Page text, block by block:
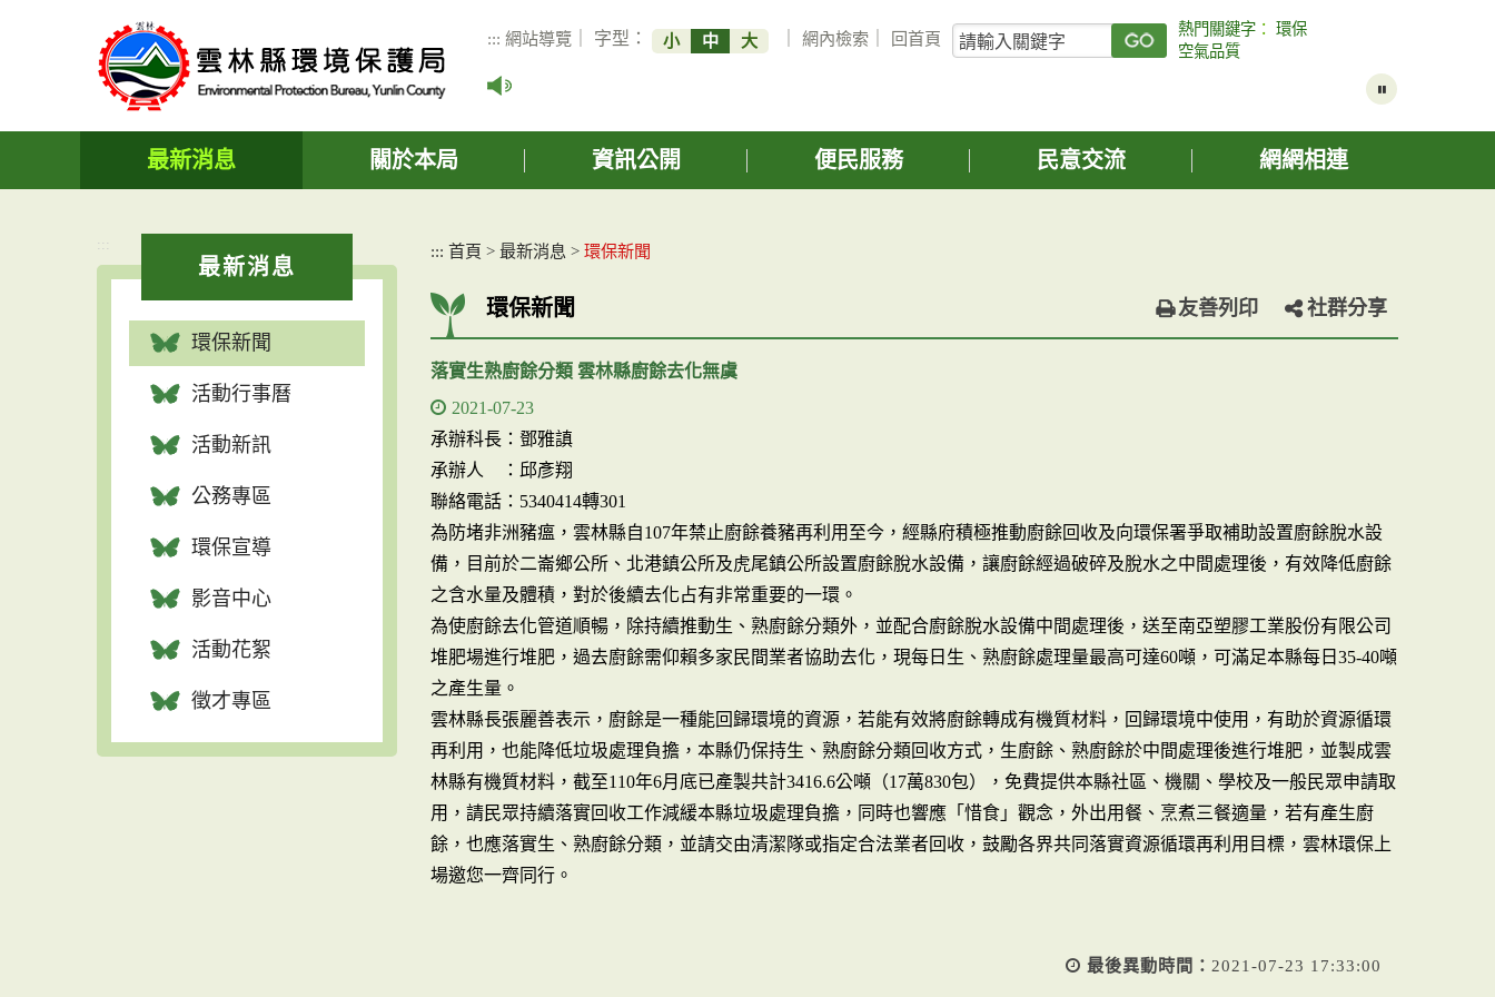
容
::: 網站導覽 ｜ 字型： 小 中 大 ｜網內檢索 回首頁
關
鍵
詢
熱門關鍵字 ：環保
空氣品質
最新消息 關於本局 資訊公開 便民服務 民意交流 網網相連
:::
最新消息
環保新聞
活動行事曆
活動新訊
公務專區
環保宣導
影音中心
活動花絮
徵才專區
::: 首頁 > 最新消息 > 環保新聞
環保新聞 友善列印 社群分享
落實生熟廚餘分類 雲林縣廚餘去化無虞
2021-07-23
承辦科長：鄧雅謓
承辦人 ：邱彥翔
聯絡電話：5340414轉301
為防堵非洲豬瘟，雲林縣自107年禁止廚餘養豬再利用至今，經縣府積極推動廚餘回收及向環保署爭取補助設置廚餘脫水設
備，目前於二崙鄉公所、北港鎮公所及虎尾鎮公所設置廚餘脫水設備，讓廚餘經過破碎及脫水之中間處理後，有效降低廚餘
之含水量及體積，對於後續去化占有非常重要的一環。
為使廚餘去化管道順暢，除持續推動生、熟廚餘分類外，並配合廚餘脫水設備中間處理後，送至南亞塑膠工業股份有限公司
堆肥場進行堆肥，過去廚餘需仰賴多家民間業者協助去化，現每日生、熟廚餘處理量最高可達60噸，可滿足本縣每日35-40噸
之產生量。
雲林縣長張麗善表示，廚餘是一種能回歸環境的資源，若能有效將廚餘轉成有機質材料，回歸環境中使用，有助於資源循環
再利用，也能降低垃圾處理負擔，本縣仍保持生、熟廚餘分類回收方式，生廚餘、熟廚餘於中間處理後進行堆肥，並製成雲
林縣有機質材料，截至110年6月底已產製共計3416.6公噸（17萬830包），免費提供本縣社區、機關、學校及一般民眾申請取
用，請民眾持續落實回收工作減緩本縣垃圾處理負擔，同時也響應「惜食」觀念，外出用餐、烹煮三餐適量，若有產生廚
餘，也應落實生、熟廚餘分類，並請交由清潔隊或指定合法業者回收，鼓勵各界共同落實資源循環再利用目標，雲林環保上
場邀您一齊同行。
最後異動時間： 2021-07-23 17:33:00